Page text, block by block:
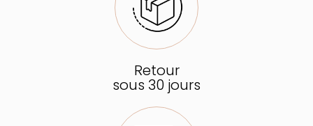
Retour
sous 30 jours